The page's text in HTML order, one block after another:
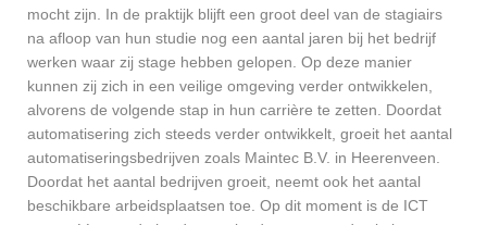
mocht zijn. In de praktijk blijft een groot deel van de stagiairs
na afloop van hun studie nog een aantal jaren bij het bedrijf
werken waar zij stage hebben gelopen. Op deze manier
kunnen zij zich in een veilige omgeving verder ontwikkelen,
alvorens de volgende stap in hun carrière te zetten. Doordat
automatisering zich steeds verder ontwikkelt, groeit het aantal
automatiseringsbedrijven zoals Maintec B.V. in Heerenveen.
Doordat het aantal bedrijven groeit, neemt ook het aantal
beschikbare arbeidsplaatsen toe. Op dit moment is de ICT